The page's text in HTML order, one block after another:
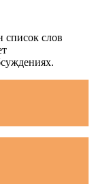
список слов